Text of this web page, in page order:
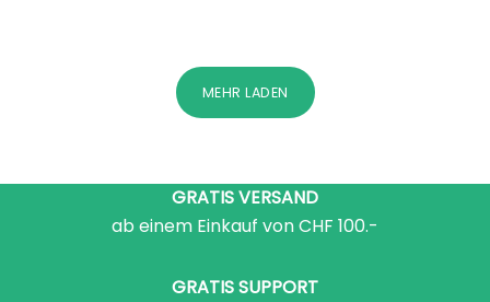
MEHR LADEN
GRATIS VERSAND
ab einem Einkauf von CHF 100.-
GRATIS SUPPORT